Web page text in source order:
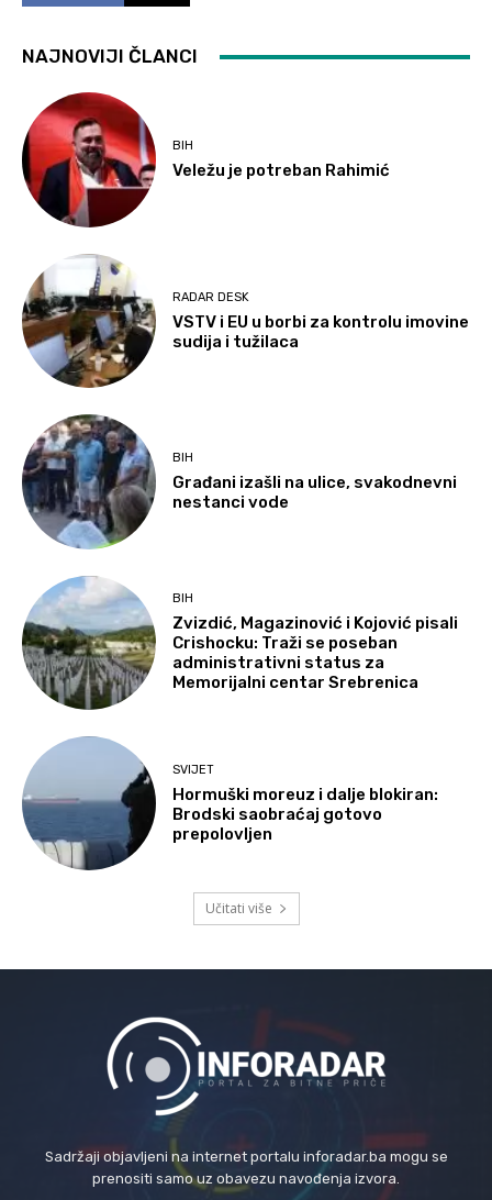
NAJNOVIJI ČLANCI
BIH
Veležu je potreban Rahimić
RADAR DESK
VSTV i EU u borbi za kontrolu imovine
sudija i tužilaca
BIH
Građani izašli na ulice, svakodnevni
nestanci vode
BIH
Zvizdić, Magazinović i Kojović pisali
Crishocku: Traži se poseban
administrativni status za
Memorijalni centar Srebrenica
SVIJET
Hormuški moreuz i dalje blokiran:
Brodski saobraćaj gotovo
prepolovljen
Učitati više
Sadržaji objavljeni na internet portalu inforadar.ba mogu se
prenositi samo uz obavezu navođenja izvora.